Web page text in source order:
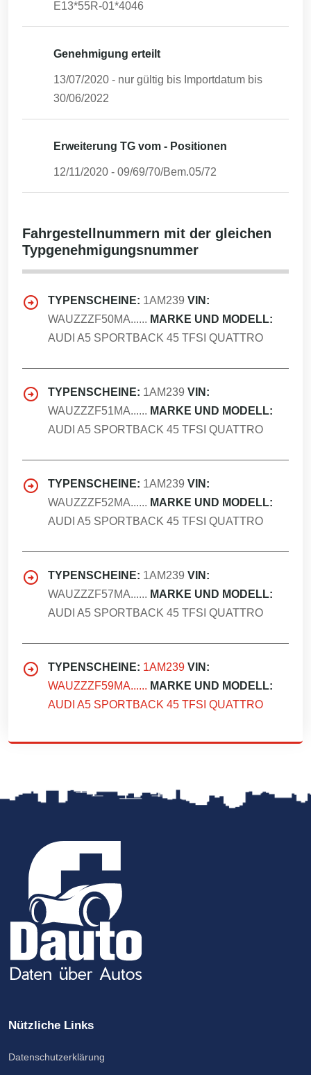
E13*55R-01*4046
Genehmigung erteilt
13/07/2020 - nur gültig bis Importdatum bis
30/06/2022
Erweiterung TG vom - Positionen
12/11/2020 - 09/69/70/Bem.05/72
Fahrgestellnummern mit der gleichen
Typgenehmigungsnummer
TYPENSCHEINE: 1AM239 VIN:
WAUZZZF50MA...... MARKE UND MODELL:
AUDI A5 SPORTBACK 45 TFSI QUATTRO
TYPENSCHEINE: 1AM239 VIN:
WAUZZZF51MA...... MARKE UND MODELL:
AUDI A5 SPORTBACK 45 TFSI QUATTRO
TYPENSCHEINE: 1AM239 VIN:
WAUZZZF52MA...... MARKE UND MODELL:
AUDI A5 SPORTBACK 45 TFSI QUATTRO
TYPENSCHEINE: 1AM239 VIN:
WAUZZZF57MA...... MARKE UND MODELL:
AUDI A5 SPORTBACK 45 TFSI QUATTRO
TYPENSCHEINE: 1AM239 VIN:
WAUZZZF59MA...... MARKE UND MODELL:
AUDI A5 SPORTBACK 45 TFSI QUATTRO
Nützliche Links
Datenschutzerklärung